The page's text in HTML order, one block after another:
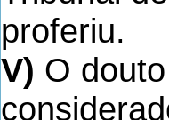
proferiu.
V) O